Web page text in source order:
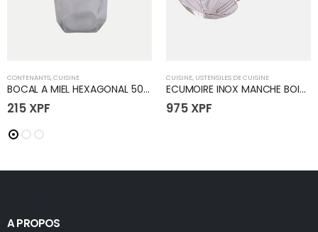
CONTENANTS, CUISINE
BOCAL A MIEL HEXAGONAL 500ML
215 XPF
CUISINE, USTENSILES DE CUISINE
ECUMOIRE INOX MANCHE BOIS 09" J34305 (50
975 XPF
A PROPOS